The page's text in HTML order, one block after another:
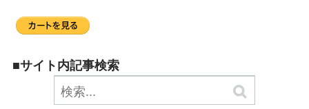
■サイト内記事検索